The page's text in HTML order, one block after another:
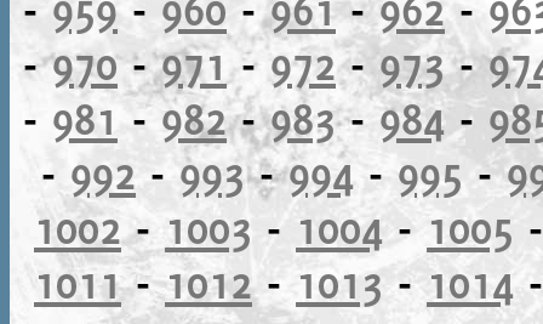
-970-971-972-973-
- 981 - 982-983-984-
- 992- 993-994 -995-
1002- 1003 - 1004 - 1005
1011-1012-1013-1014